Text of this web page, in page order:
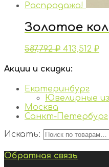
Распродажа!
Золотое
587,792₽ 413,512 ₽
Акции и скидки:
Екатеринбург
Ювелирные
Москва
Санкт-Петербург
Искать:
Обратная связь